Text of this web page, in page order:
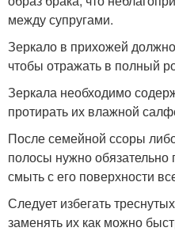
между супругами.
Зеркало в прихожей
чтобы отражать в полный
Зеркала необходимо
протирать их влажной
После семейной ссоры
полосы нужно обязательно
смыть с его поверхности
Следует избегать
заменять их как можно